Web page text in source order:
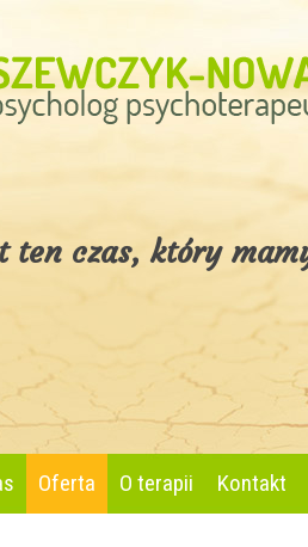
ten czas, który
Oferta O terapii Kontakt